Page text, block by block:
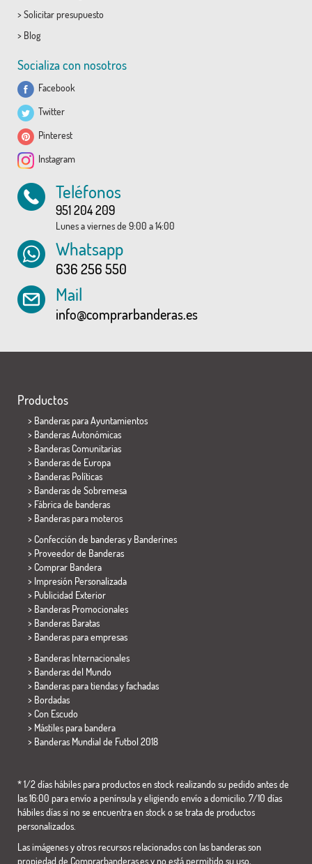
> Solicitar presupuesto
> Blog
Socializa con nosotros
Facebook
Twitter
Pinterest
Instagram
Teléfonos
951 204 209
Lunes a viernes de 9:00 a 14:00
Whatsapp
636 256 550
Mail
info@comprarbanderas.es
Productos
> Banderas para Ayuntamientos
> Banderas Autonómicas
> Banderas Comunitarias
> Banderas de Europa
> Banderas Políticas
> Banderas de Sobremesa
> Fábrica de banderas
> Banderas para moteros
> Confección de banderas y Banderines
> Proveedor de Banderas
> Comprar Bandera
> Impresión Personalizada
> Publicidad Exterior
> Banderas Promocionales
> Banderas Baratas
> Banderas para empresas
> Banderas Internacionales
> Banderas del Mundo
> Banderas para tiendas y fachadas
> Bordadas
> Con Escudo
> Mástiles para bandera
> Banderas Mundial de Futbol 2018
* 1/2 días hábiles para productos en stock realizando su pedido antes de
las 16:00 para envío a península y eligiendo envío a domicilio. 7/10 días
hábiles días si no se encuentra en stock o se trata de productos
personalizados.
Las imágenes y otros recursos relacionados con las banderas son
propiedad de Comprarbanderas.es y no está permitido su uso,